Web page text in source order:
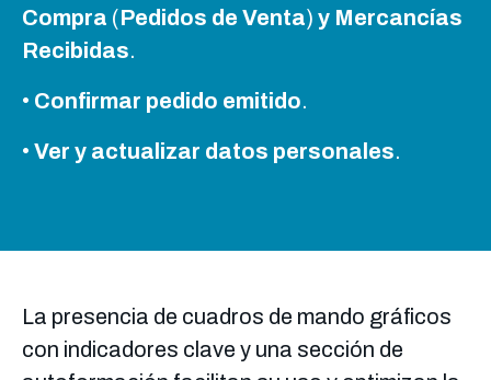
Compra (Pedidos de Venta) y Mercancías
Recibidas.
• Confirmar pedido emitido.
• Ver y actualizar datos personales.
La presencia de cuadros de mando gráficos
con indicadores clave y una sección de